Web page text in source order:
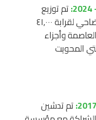
تم توزيع
٤١,٠٠٠ كيلو من اللحوم والأضاحي لقرابة ٤١,٠٠٠
وأجزاء
المحويت
تم تدشين